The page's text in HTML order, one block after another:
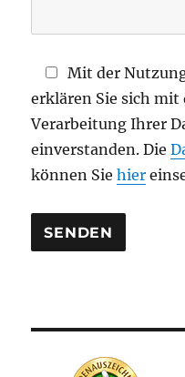
l
e
e
r
Mit der
erklären Sie sich mit
Verarbeitung Ihrer
einverstanden. Die
können Siehier